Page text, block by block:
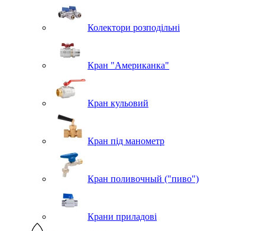
Колектори розподільні
Кран "Американка"
Кран кульовий
Кран під манометр
Кран поливочный ("пиво")
Крани приладові